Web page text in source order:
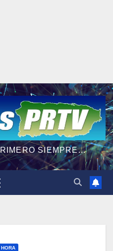
SIEMPRE...
HORA